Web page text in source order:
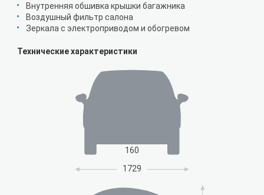
Внутренняя обшивка крышки багажника
Воздушный фильтр салона
Зеркала с электроприводом и обогревом
Технические характеристики
160
1729